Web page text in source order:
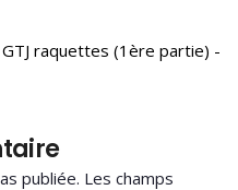
raquettes (1ère partie) -
publiée. Les champs